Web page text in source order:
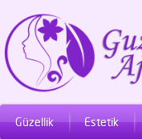
Güzellik Estetik